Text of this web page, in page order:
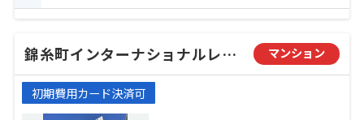
錦糸町インターナショナルレジデンス マンション
初期費用カード決済可